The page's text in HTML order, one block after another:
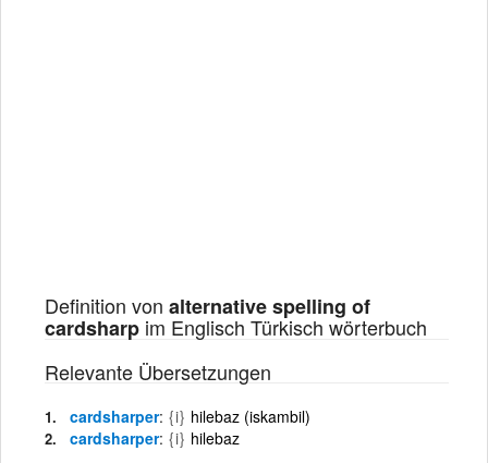
Definition von alternative spelling of
cardsharp im Englisch Türkisch wörterbuch
Relevante Übersetzungen
cardsharper {i} hilebaz (iskambil)
cardsharper {i} hilebaz